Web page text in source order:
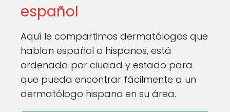
español
Aquí le compartimos dermatólogos que
hablan español o hispanos, está
ordenada por ciudad y estado para
que pueda encontrar fácilmente a un
dermatólogo hispano en su área.